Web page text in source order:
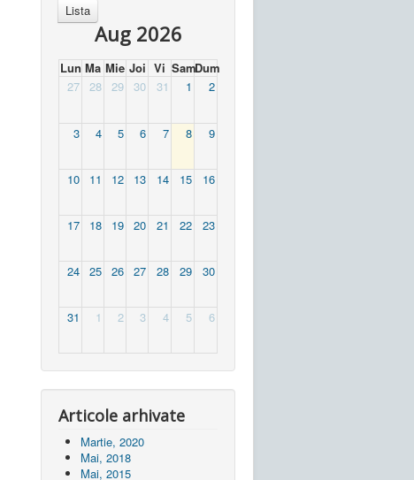
Lista
Aug 2026
Lun Ma Mie Joi Vi SamDum
27
28 29 30 31 1 2
3 4 5 6 7 8 9
10 11 12 13 14 15 16
17 18 19 20 21 22 23
24 25 26 27 28 29 30
31 1 2 3 4 5 6
Articole arhivate
Martie, 2020
Mai, 2018
Mai, 2015